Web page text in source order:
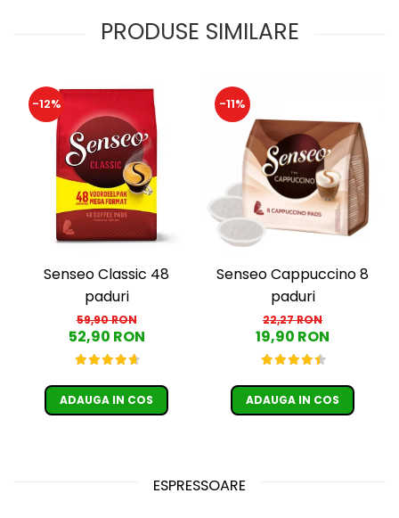
PRODUSE SIMILARE
-12%
Senseo Classic 48
paduri
59,90 RON
52,90 RON
ADAUGA IN COS
-11%
Senseo Cappuccino 8
paduri
22,27 RON
19,90 RON
ADAUGA IN COS
ESPRESSOARE